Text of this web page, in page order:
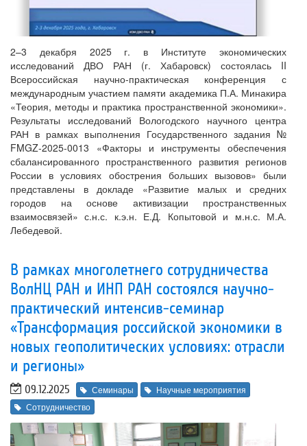
2–3 декабря 2025 г. в Институте экономических
исследований ДВО РАН (г. Хабаровск) состоялась II
Всероссийская научно-практическая конференция с
международным участием памяти академика П.А. Минакира
«Теория, методы и практика пространственной экономики».
Результаты исследований Вологодского научного центра
РАН в рамках выполнения Государственного задания №
FMGZ-2025-0013 «Факторы и инструменты обеспечения
сбалансированного пространственного развития регионов
России в условиях обострения больших вызовов» были
представлены в докладе «Развитие малых и средних
городов на основе активизации пространственных
взаимосвязей» с.н.с. к.э.н. Е.Д. Копытовой и м.н.с. М.А.
Лебедевой.
В рамках многолетнего сотрудничества
ВолНЦ РАН и ИНП РАН состоялся научно-
практический интенсив-семинар
«Трансформация российской экономики в
новых геополитических условиях: отрасли
и регионы»
09.12.2025 Семинары
Научные мероприятия
Сотрудничество